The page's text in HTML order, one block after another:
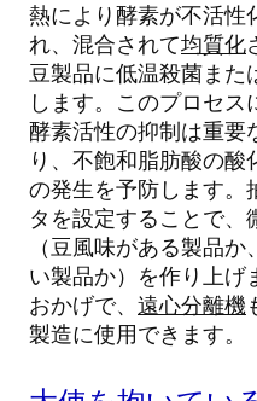
熱により酵素が不活性
れ、混合されて均質化
豆製品に低温殺菌また
します。このプロセ
酵素活性の抑制は重要
り、不飽和脂肪酸の酸
の発生を予防します。
タを設定することで、
（豆風味がある製品
い製品か）を作り上げ
おかげで、 遠心分離機
製造に使用できます。